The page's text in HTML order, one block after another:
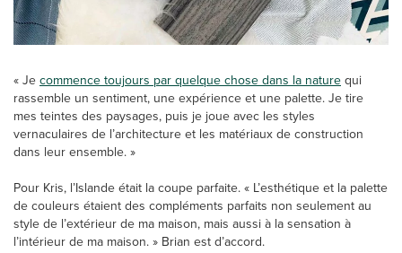
« Jecommence toujours par quelque chose dans la naturequi
rassemble un sentiment, une expérience et une palette. Je tire
mes teintes des paysages, puis je joue avec les styles
vernaculaires de l’architecture et les matériaux de construction
dans leur ensemble. »
Pour Kris, l’Islande était la coupe parfaite. « L’esthétique et la palette
de couleurs étaient des compléments parfaits non seulement au
style de l’extérieur de ma maison, mais aussi à la sensation à
l’intérieur de ma maison. » Brian est d’accord.